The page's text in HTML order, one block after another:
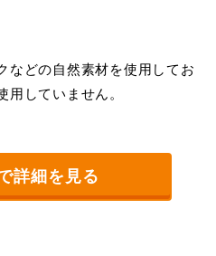
などの自然素材を使用してお
用していません。
詳細を見る